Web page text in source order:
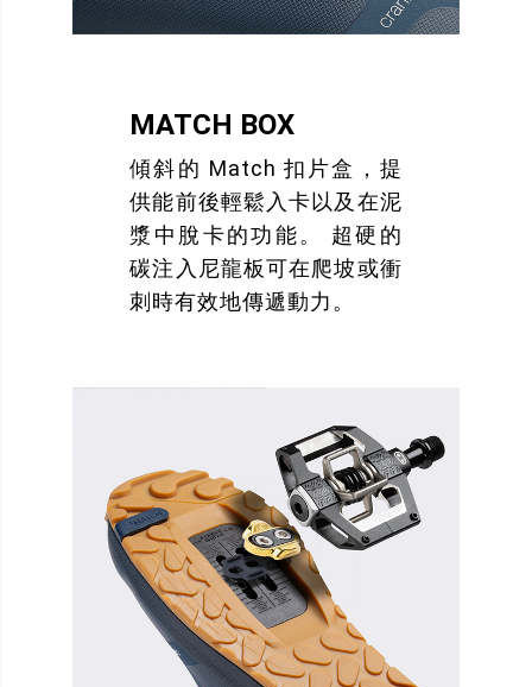
MATCH BOX
傾斜的 Match 扣片盒，提
供能前後輕鬆入卡以及在泥
漿中脫卡的功能。 超硬的
碳注入尼龍板可在爬坡或衝
刺時有效地傳遞動力。